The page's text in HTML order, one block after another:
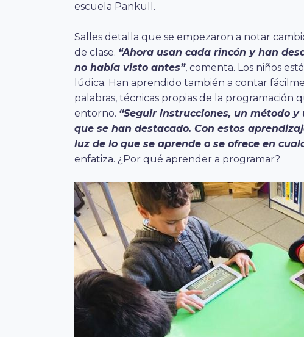
escuela Pankull.
Salles detalla que se empezaron a notar
de clase. “Ahora usan cada rincón y han
no había visto antes”, comenta. Los niños
lúdica. Han aprendido también a contar
palabras, técnicas propias de la programación
entorno. “Seguir instrucciones, un método
que se han destacado. Con estos
luz de lo que se aprende o se ofrece en
enfatiza. ¿Por qué aprender a programar?